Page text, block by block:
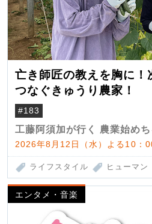
亡き師匠の教えを胸に！
つなぐきゅうり農家！
#183
工藤阿須加が行く 農業始め
2026年8月12日（水）よる10：
ライフスタイル ヒューマン
エンタメ・音楽